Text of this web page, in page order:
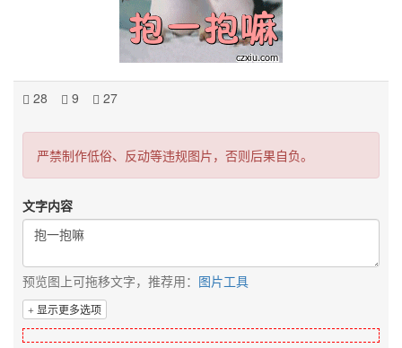
28 9 27
严禁制作低俗、反动等违规图片，否则后果自负。
文字内容
预览图上可拖移文字，推荐用： 图片工具
显示更多选项